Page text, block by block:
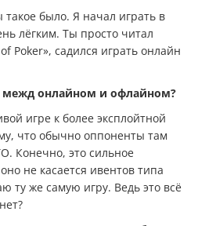
было. Я начал играть в
лёгким. Ты просто читал
Poker», садился играть онлайн
онлайном и офлайном?
игре к более эксплойтной
что обычно оппоненты там
Конечно, это сильное
не касается ивентов типа
ту же самую игру. Ведь это всё